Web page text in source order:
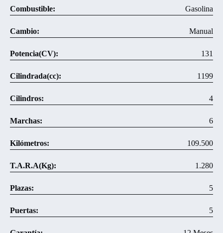
Combustible: Gasolina
Cambio: Manual
Potencia(CV): 131
Cilindrada(cc): 1199
Cilindros: 4
Marchas: 6
Kilómetros: 109.500
T.A.R.A(Kg): 1.280
Plazas: 5
Puertas: 5